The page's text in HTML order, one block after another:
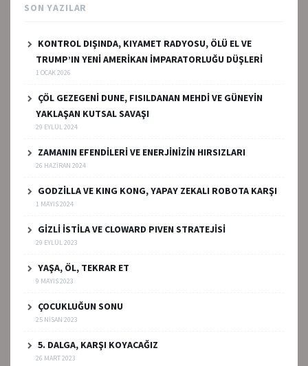
SON YAZILAR
KONTROL DIŞINDA, KIYAMET RADYOSU, ÖLÜ EL VE
TRUMP’IN YENİ AMERİKAN İMPARATORLUĞU DÜŞLERİ
1 OCAK 2026
ÇÖL GEZEGENİ DUNE, FISILDANAN MEHDİ VE GÜNEYİN
YAKLAŞAN KUTSAL SAVAŞI
29 EYLÜL 2024
ZAMANIN EFENDİLERİ VE ENERJİNİZİN HIRSIZLARI
26 HAZIRAN 2024
GODZİLLA VE KING KONG, YAPAY ZEKALI ROBOTA KARŞI
1 MAYIS 2024
GİZLİ İSTİLA VE CLOWARD PIVEN STRATEJİSİ
29 EYLÜL 2023
YAŞA, ÖL, TEKRAR ET
9 MAYIS 2023
ÇOCUKLUĞUN SONU
25 NISAN 2023
5. DALGA, KARŞI KOYACAĞIZ
26 MART 2023